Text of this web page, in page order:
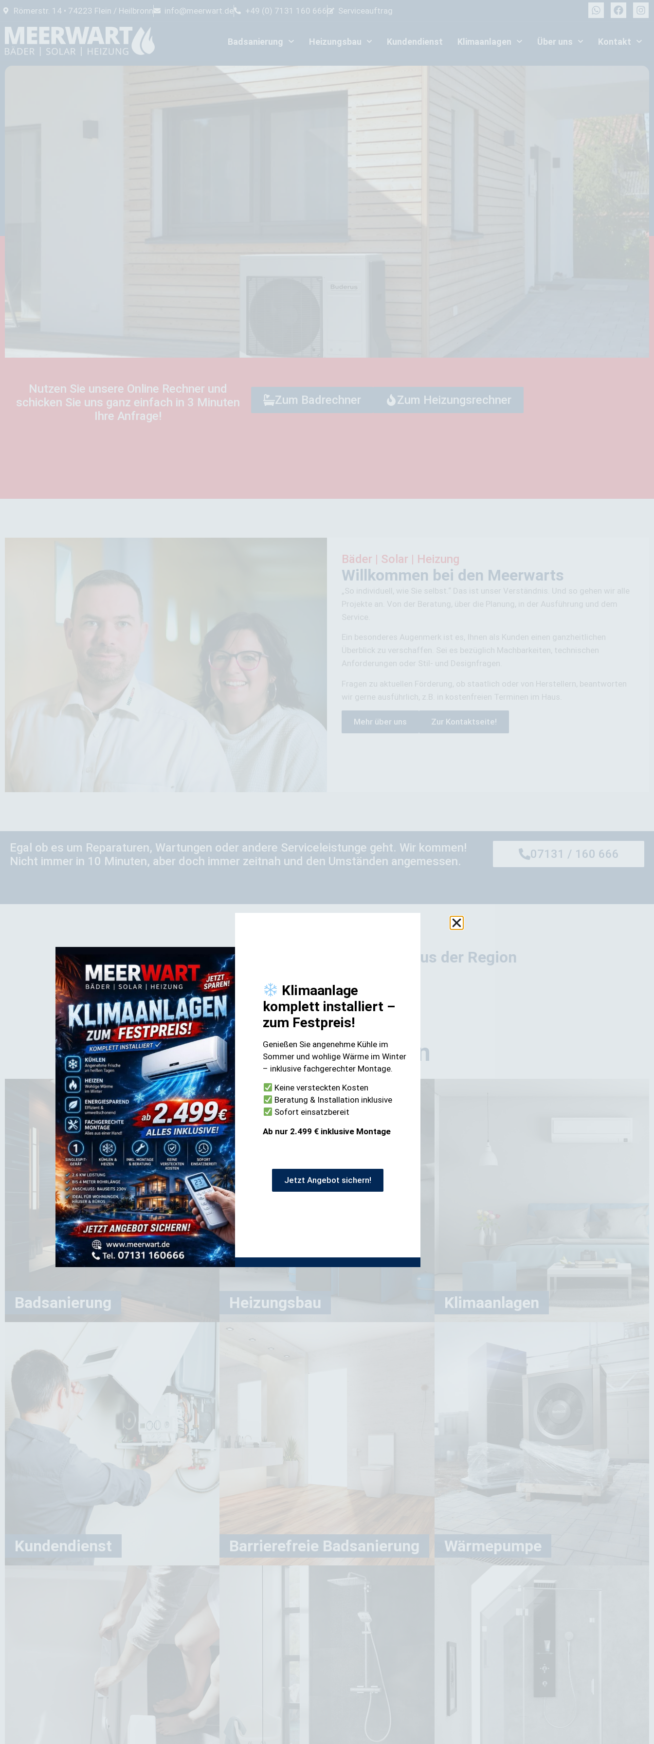
Römerstr. 14 • 74223 Flein / Heilbronn info@meerwart.de +49 (0) 7131 160 666 Serviceauftrag
Badsanierung Heizungsbau Kundendienst Klimaanlagen Über uns Kontakt
Badsanierung
Unsere Badplanung beginnt mit einer
gründlichen Analyse Ihrer Wünsche
Nutzen Sie unsere Online Rechner und
schicken Sie uns ganz einfach in 3 Minuten
Ihre Anfrage!
Zum Badrechner Zum Heizungsrechner
Bäder | Solar | Heizung
Willkommen bei den Meerwarts
„So individuell, wie Sie selbst.“ Das ist unser Verständnis. Und so gehen wir alle
Projekte an. Von der Beratung, über die Planung, in der Ausführung und dem
Service.
Ein besonderes Augenmerk ist es, Ihnen als Kunden einen ganzheitlichen
Überblick zu verschaffen. Sei es bezüglich Machbarkeiten, technischen
Anforderungen oder Stil- und Designfragen.
Fragen zu aktuellen Förderung, ob staatlich oder von Herstellern, beantworten
wir gerne ausführlich, z.B. in kostenfreien Terminen im Haus.
Mehr über uns Zur Kontaktseite!
Egal ob es um Reparaturen, Wartungen oder andere Serviceleistunge geht. Wir kommen!
Nicht immer in 10 Minuten, aber doch immer zeitnah und den Umständen angemessen.
07131 / 160 666
Das sagen unsere zufriedenen Kunden aus der Region
Unsere Leistungen
Badsanierung
Umsetzung begleiten wir Sie auf jedem Schritt –
empathisch, strukturiert und sauber.
Heizungsbau
Mehr Infos
Klimaanlagen
Klimaanlagen
Mit unseren modernen Klimaanlagen sorgen wir
für ein Zuhause, das sich immer richtig anfühlt –
Mehr Infos
Kundendienst
Kundendienst
Barrierefreie Badsanierung
Barrierefreie
Egal ob junge Familien mit kleinen Kindern,
Personen mit vorübergehenden Verletzungen
barrierefreies Bad ist für viele der Schlüssel zu
Wärmepumpe
Wärmepumpe
Wir bei Meerwart Bäder Solar Heizung wissen,
Klimaanlage
komplett installiert –
zum Festpreis!
Genießen Sie angenehme Kühle im
Sommer und wohlige Wärme im Winter
– inklusive fachgerechter Montage.
Keine versteckten Kosten
Beratung & Installation inklusive
Sofort einsatzbereit
Ab nur 2.499 € inklusive Montage
Jetzt Angebot sichern!